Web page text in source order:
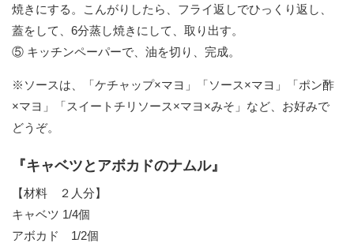
焼きにする。こんがりしたら、フライ返しでひっくり返し、
蓋をして、6分蒸し焼きにして、取り出す。
⑤ キッチンペーパーで、油を切り、完成。
※ソースは、「ケチャップ×マヨ」「ソース×マヨ」「ポン酢
×マヨ」「スイートチリソース×マヨ×みそ」など、お好みで
どうぞ。
『キャベツとアボカドのナムル』
【材料 ２人分】
キャベツ 1/4個
アボカド 1/2個